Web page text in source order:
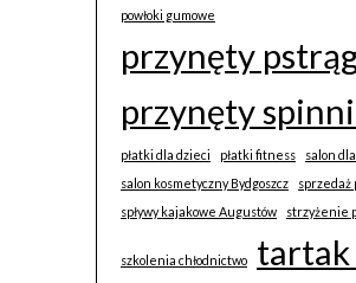
powłoki gumowe
przynęty
przynęty
płatki dla dzieci płatki fitness
salon
salon kosmetyczny Bydgoszcz
sprzedaż
spływy kajakowe Augustów
strzyżenie
szkolenia chłodnictwo tartak